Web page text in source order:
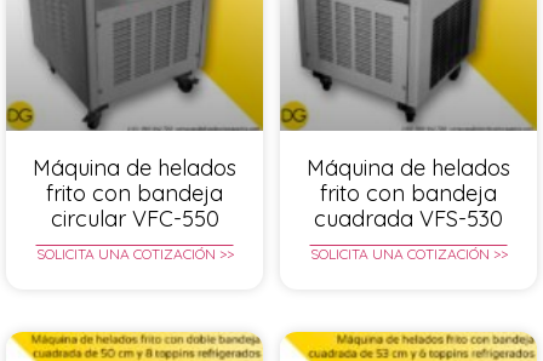
Máquina de helados
frito con bandeja
circular VFC-550
SOLICITA UNA COTIZACIÓN >>
Máquina de helados
frito con bandeja
cuadrada VFS-530
SOLICITA UNA COTIZACIÓN >>